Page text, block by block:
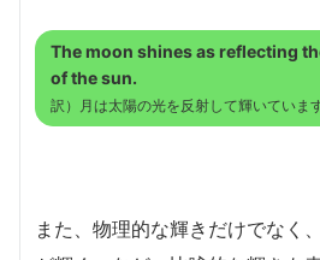
The moon shines as reflecting
of the sun.
訳）月は太陽の光を反射して輝いています
また、物理的な輝きだけでなく